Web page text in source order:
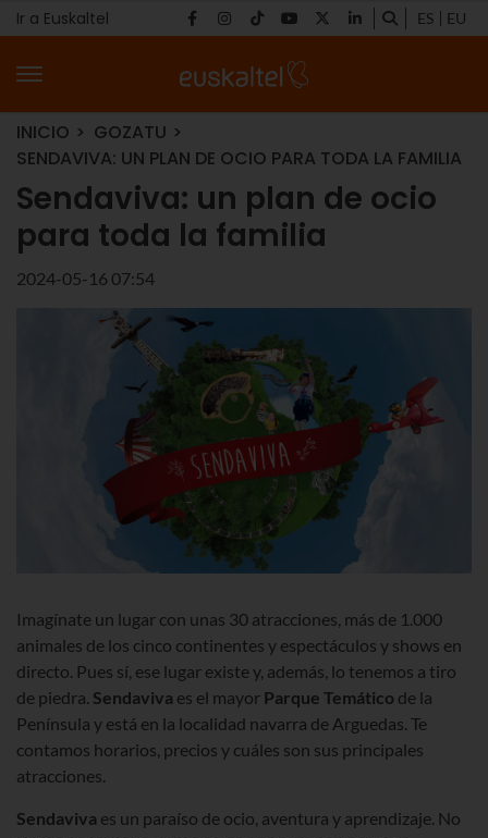
Ir a Euskaltel ES EU
INICIO
GOZATU
SENDAVIVA: UN PLAN DE OCIO PARA TODA LA FAMILIA
Sendaviva: un plan de ocio
para toda la familia
2024-05-16 07:54
Imagínate un lugar con unas 30 atracciones, más de 1.000
animales de los cinco continentes y espectáculos y shows en
directo. Pues sí, ese lugar existe y, además, lo tenemos a tiro
de piedra. Sendaviva es el mayor Parque Temático de la
Península y está en la localidad navarra de Arguedas. Te
contamos horarios, precios y cuáles son sus principales
atracciones.
Sendaviva es un paraíso de ocio, aventura y aprendizaje. No